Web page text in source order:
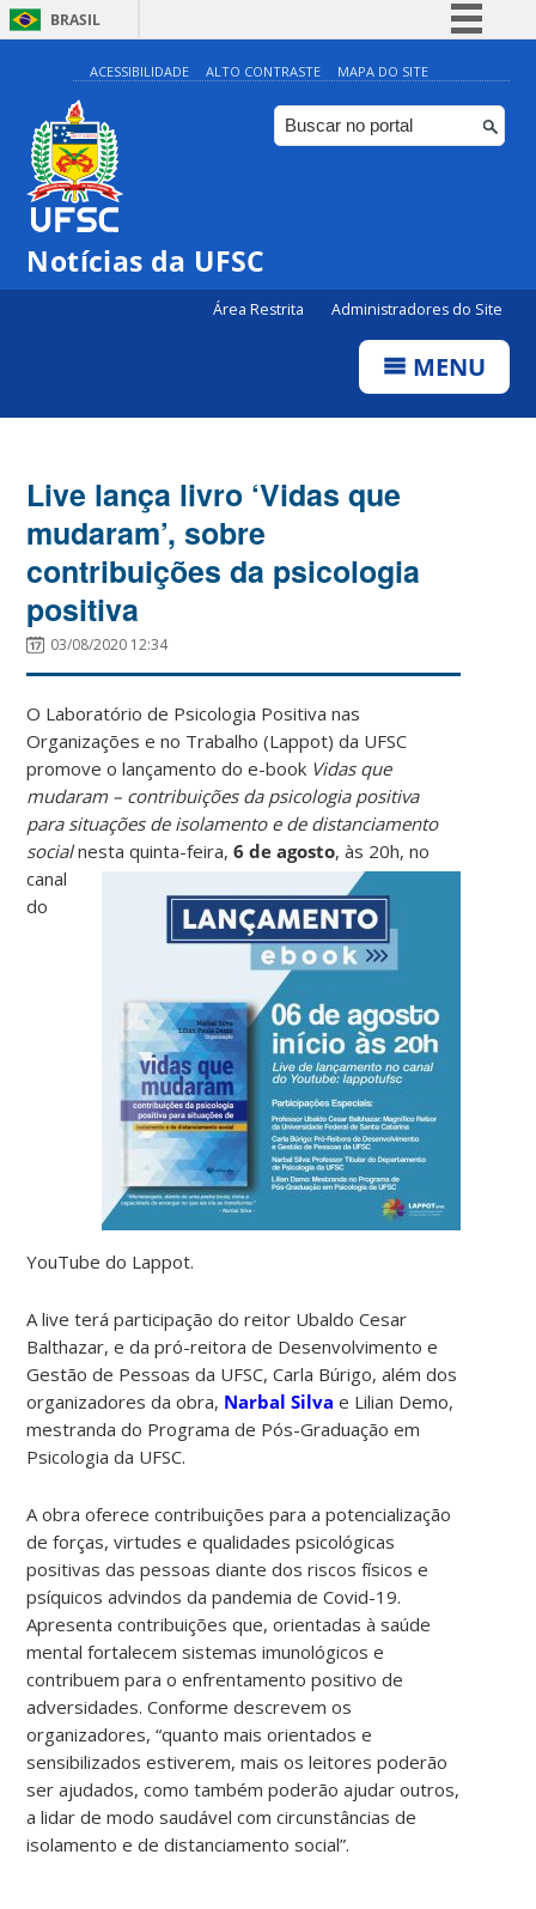
BRASIL
Simplifique!
Comunica BR
Participe
ACESSIBILIDADE ALTO CONTRASTE MAPA DO SITE
Notícias da UFSC
Área Restrita Administradores do Site
MENU
Live lança livro ‘Vidas que
mudaram’, sobre
contribuições da psicologia
positiva
03/08/2020 12:34
O Laboratório de Psicologia Positiva nas
Organizações e no Trabalho (Lappot) da UFSC
promove o lançamento do e-book Vidas que
mudaram – contribuições da psicologia positiva
para situações de isolamento e de distanciamento
socialnesta quinta-feira,6 de agosto, às 20h, no
canal
do
YouTube do Lappot.
A live terá participação do reitor Ubaldo Cesar
Balthazar, e da pró-reitora de Desenvolvimento e
Gestão de Pessoas da UFSC, Carla Búrigo, além dos
organizadores da obra, Narbal Silva e Lilian Demo,
mestranda do Programa de Pós-Graduação em
Psicologia da UFSC.
A obra oferece contribuições para a potencialização
de forças, virtudes e qualidades psicológicas
positivas das pessoas diante dos riscos físicos e
psíquicos advindos da pandemia de Covid-19.
Apresenta contribuições que, orientadas à saúde
mental fortalecem sistemas imunológicos e
contribuem para o enfrentamento positivo de
adversidades. Conforme descrevem os
organizadores, “quanto mais orientados e
sensibilizados estiverem, mais os leitores poderão
ser ajudados, como também poderão ajudar outros,
a lidar de modo saudável com circunstâncias de
isolamento e de distanciamento social”.